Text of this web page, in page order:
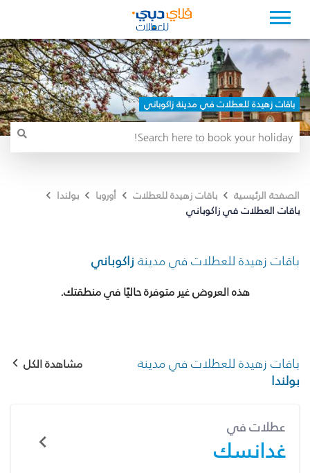
باقات زهيدة للعطلات في مدينة زاكوباني
الصفحة الرئيسية باقات زهيدة للعطلات أوروبا
بولندا
باقات العطلات في زاكوباني
باقات زهيدة للعطلات في مدينة زاكوباني
هذه العروض غير متوفرة حاليًا في منطقتك.
باقات زهيدة للعطلات في مدينة
بولندا
مشاهدة الكل
عطلات في
غدانسك